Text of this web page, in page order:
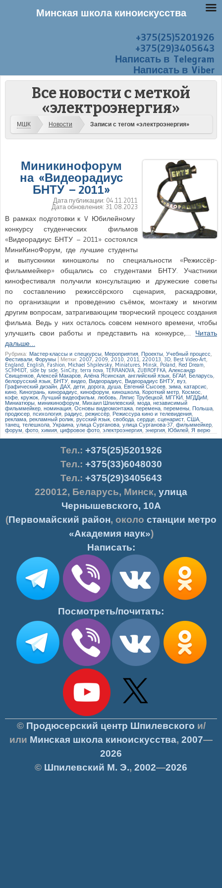
+375(25)5201926
+375(29)3405643
Написать в Telegram
Написать в Viber
Все новости с меткой
«электроэнергия»
МШК Новости Записи с тегом «электроэнергия»
Миникинофорум
на «Видеорадиус
БНТУ – 2011»
Дата публикации: 04.11.2011
Дата обновления: 31.08.2023
В рамках подготовки к V Юбилейному
конкурсу студенческих фильмов
«Видеорадиус БНТУ – 2011» состоялся
МиниКиноФорум, где лучшие студенты
и выпускники киношколы по специальности «Режиссёр-
фильммейкер» общались со студентами БНТУ. Участники
кинофестиваля получили консультацию и дружеские советы
по составлению режиссёрского сценария, раскадровки,
по организации и проведению съёмок, монтажу и многим
другим вопросам, затрагивающим творческий процесс создания
фильма. Ведь у них осталось совсем немного времени, чтобы
улучшить свои работы и представить на конкурсе,… Читать
дальше…
Рубрика: Мастер-классы и спецкурсы Мероприятия Проекты Учебный процесс
Фестивали Форумы Метки: 2007, 2009 2010 2011 220013 ,3D Best Video-Art
England English ,Fashion Michael Shpilevsky Miniatures Minsk Poland Red Dream
SCHMIDT side by side SinCity terra nova TERRANOVA ZUBROFFKA Александр
Свищенков Алексей Макаров Алёна Ясинская английский язык БГАИ Беларусь
белорусский язык БНТУ видео Видеорадиус Видеорадиус БНТУ вуз,
Графический дизайн ДАХ дети, дорога, душа, Евгений Сысоев зима, катарсис
кино Киногрань кинорадиус кинофорум ,киношкола Короткий метр ,Космос
кофе кружок Лучший видеофильм любовь Ляпис Трубецкой МГГКИ МГДДиМ
Миниатюры миникинофорум, Михаил Шпилевский мода независимый
фильммейкер номинация,Основы видеомонтажа ,перемена перемены Польша
продюсер психология радиус режиссёр Режиссура кино и телевидения
реклама, рекламный ролик, русский язык свобода, сердце сценарист США
танец телешкола Украина, улица Сурганова улица Сурганова-37, фильммейкер
форум фото химия ,цифровое фото, электроэнергия,энергия Юбилей Я верю
Тел.: +375(25)5201926
Тел.: +375(33)6048030
Тел.: +375(29)3405643
220012, Беларусь, Минск, улица
Чернышевского, 10А
(Первомайский район, около станции метро
«Академия наук»)
Написать:
Посмотреть/почитать:
© Продюсерский центр Шпилевского и/
или Минская школа киноискусства, 2007—
2026
© Шпилевский М. Э., 2002—2026
Минская школа киноискусства